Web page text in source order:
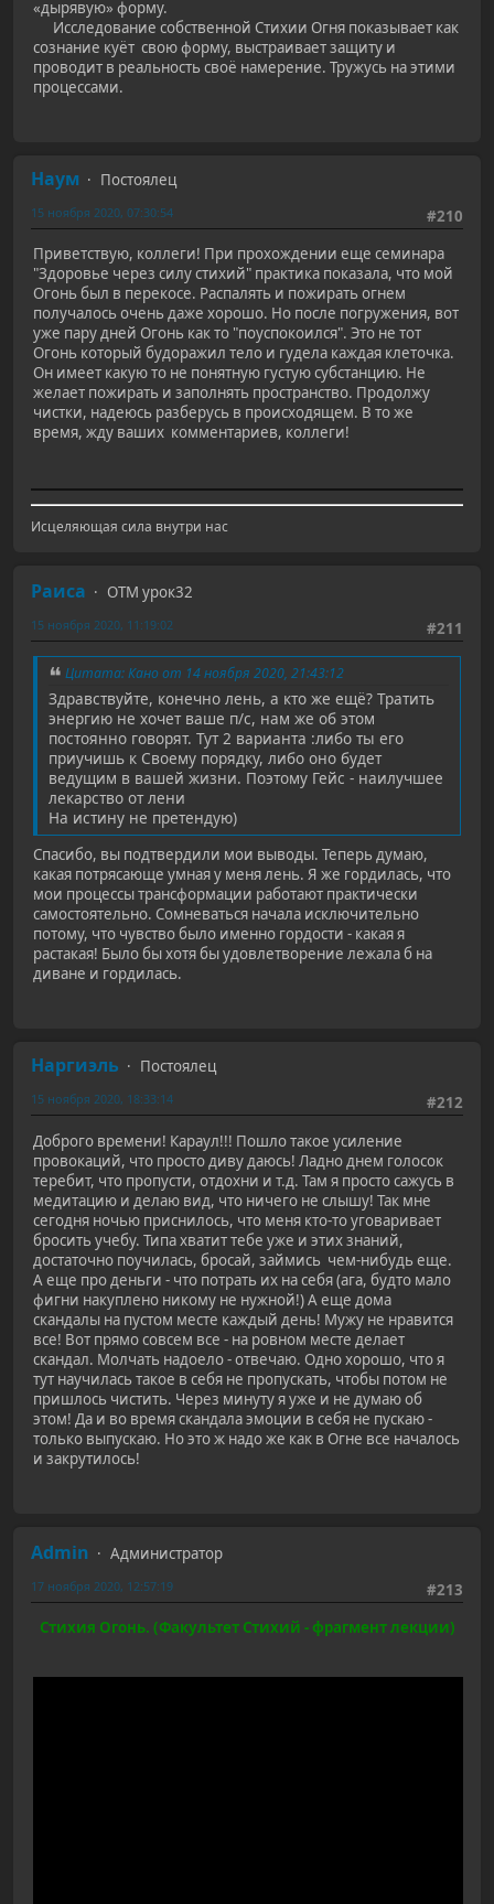
«дырявую» форму.
Исследование собственной Стихии Огня показывает как
сознание куёт свою форму, выстраивает защиту и
проводит в реальность своё намерение. Тружусь на этими
процессами.
Наум
Постоялец
#210
15 ноября 2020, 07:30:54
Приветствую, коллеги! При прохождении еще семинара
"Здоровье через силу стихий" практика показала, что мой
Огонь был в перекосе. Распалять и пожирать огнем
получалось очень даже хорошо. Но после погружения, вот
уже пару дней Огонь как то "поуспокоился". Это не тот
Огонь который будоражил тело и гудела каждая клеточка.
Он имеет какую то не понятную густую субстанцию. Не
желает пожирать и заполнять пространство. Продолжу
чистки, надеюсь разберусь в происходящем. В то же
время, жду ваших комментариев, коллеги!
Исцеляющая сила внутри нас
Раиса
ОТМ урок32
#211
15 ноября 2020, 11:19:02
Цитата: Кано от 14 ноября 2020, 21:43:12
Здравствуйте, конечно лень, а кто же ещё? Тратить
энергию не хочет ваше п/с, нам же об этом
постоянно говорят. Тут 2 варианта :либо ты его
приучишь к Своему порядку, либо оно будет
ведущим в вашей жизни. Поэтому Гейс - наилучшее
лекарство от лени
На истину не претендую)
Спасибо, вы подтвердили мои выводы. Теперь думаю,
какая потрясающе умная у меня лень. Я же гордилась, что
мои процессы трансформации работают практически
самостоятельно. Сомневаться начала исключительно
потому, что чувство было именно гордости - какая я
растакая! Было бы хотя бы удовлетворение лежала б на
диване и гордилась.
Наргиэль
Постоялец
#212
15 ноября 2020, 18:33:14
Доброго времени! Караул!!! Пошло такое усиление
провокаций, что просто диву даюсь! Ладно днем голосок
теребит, что пропусти, отдохни и т.д. Там я просто сажусь в
медитацию и делаю вид, что ничего не слышу! Так мне
сегодня ночью приснилось, что меня кто-то уговаривает
бросить учебу. Типа хватит тебе уже и этих знаний,
достаточно поучилась, бросай, займись чем-нибудь еще.
А еще про деньги - что потрать их на себя (ага, будто мало
фигни накуплено никому не нужной!) А еще дома
скандалы на пустом месте каждый день! Мужу не нравится
все! Вот прямо совсем все - на ровном месте делает
скандал. Молчать надоело - отвечаю. Одно хорошо, что я
тут научилась такое в себя не пропускать, чтобы потом не
пришлось чистить. Через минуту я уже и не думаю об
этом! Да и во время скандала эмоции в себя не пускаю -
только выпускаю. Но это ж надо же как в Огне все началось
и закрутилось!
Admin
Администратор
#213
17 ноября 2020, 12:57:19
Стихия Огонь. (Факультет Стихий - фрагмент лекции)